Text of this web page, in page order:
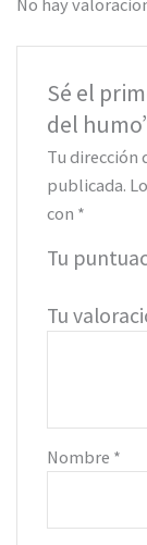
No hay
Sé el
del
Tu dirección
publicada.
con *
Tu
Tu
Nombre *